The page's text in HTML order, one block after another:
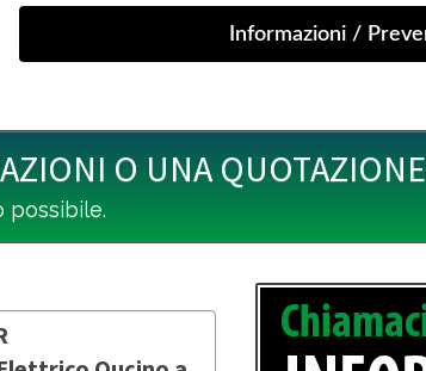
O UNA QUOTAZIONE
possibile.